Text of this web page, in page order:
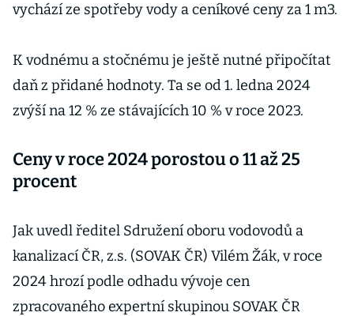
vychází ze spotřeby vody a ceníkové ceny za 1 m3.
K vodnému a stočnému je ještě nutné připočítat
daň z přidané hodnoty. Ta se od 1. ledna 2024
zvýší na 12 % ze stávajících 10 % v roce 2023.
Ceny v roce 2024 porostou o 11 až 25
procent
Jak uvedl ředitel Sdružení oboru vodovodů a
kanalizací ČR, z.s. (SOVAK ČR) Vilém Žák, v roce
2024 hrozí podle odhadu vývoje cen
zpracovaného expertní skupinou SOVAK ČR